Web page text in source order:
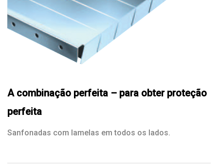
A combinação perfeita – para obter proteção
perfeita
Sanfonadas com lamelas em todos os lados.